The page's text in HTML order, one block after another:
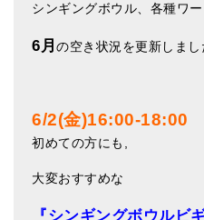
カートを見る
商品一覧
チベット・シンギングボウル
シンギングボウル、各種ワ
6月 の空き状況を更新しまし
6/2(金)16:00-18:00
初めての方にも,
大変おすすめな
『シンギングボウルビ